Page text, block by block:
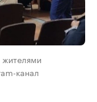
жителями
канал